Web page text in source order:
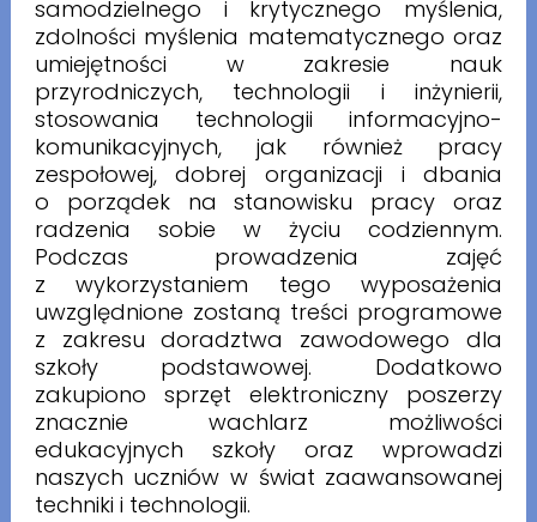
samodzielnego i krytycznego myślenia,
zdolności myślenia matematycznego oraz
umiejętności w zakresie nauk
przyrodniczych, technologii i inżynierii,
stosowania technologii informacyjno-
komunikacyjnych, jak również pracy
zespołowej, dobrej organizacji i dbania
o porządek na stanowisku pracy oraz
radzenia sobie w życiu codziennym.
Podczas prowadzenia zajęć
z wykorzystaniem tego wyposażenia
uwzględnione zostaną treści programowe
z zakresu doradztwa zawodowego dla
szkoły podstawowej. Dodatkowo
zakupiono sprzęt elektroniczny poszerzy
znacznie wachlarz możliwości
edukacyjnych szkoły oraz wprowadzi
naszych uczniów w świat zaawansowanej
techniki i technologii.